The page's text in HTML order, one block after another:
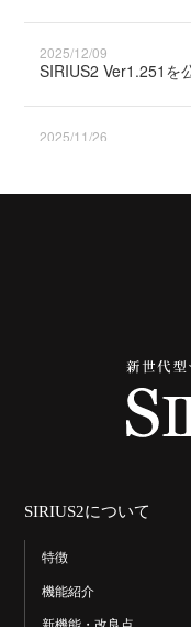
2025/12/09
SIRIUS2 Ver1.251を
2025/11/26
SIRIUS2 Ver1.222
2025/01/20
SIRIUS2について
特徴
機能紹介